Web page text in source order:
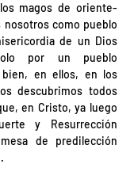
magos de oriente-
como pueblo
de un Dios
por un pueblo
en ellos, en los
descubrimos todos
en Cristo, ya luego
y Resurrección
de predilección